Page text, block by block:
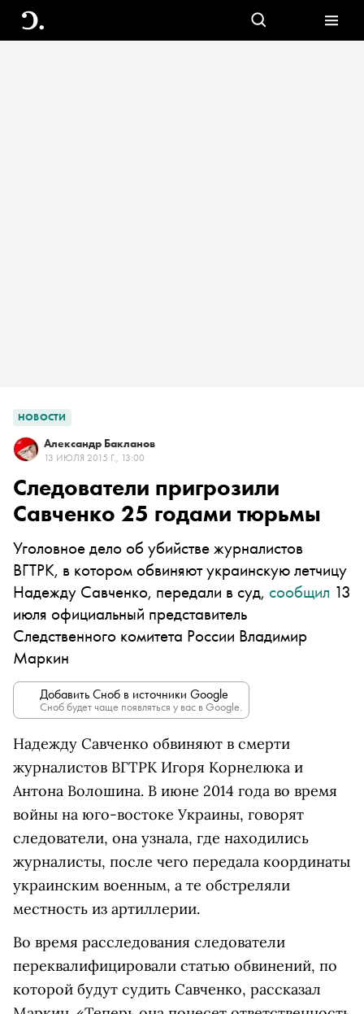
НОВОСТИ
Александр Бакланов
13 ИЮЛЯ 2015 Г., 13:00
Следователи пригрозили
Савченко 25 годами тюрьмы
Уголовное дело об убийстве журналистов
ВГТРК, в котором обвиняют украинскую летчицу
Надежду Савченко, передали в суд, сообщил 13
июля официальный представитель
Следственного комитета России Владимир
Маркин
Добавить Сноб в источники Google
Сноб будет чаще появляться у вас в Google.
Надежду Савченко обвиняют в смерти
журналистов ВГТРК Игоря Корнелюка и
Антона Волошина. В июне 2014 года во время
войны на юго-востоке Украины, говорят
следователи, она узнала, где находились
журналисты, после чего передала координаты
украинским военным, а те обстреляли
местность из артиллерии.
Во время расследования следователи
переквалифицировали статью обвинений, по
которой будут судить Савченко, рассказал